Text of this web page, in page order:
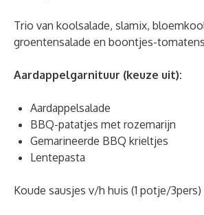
Trio van koolsalade, slamix,
groentensalade en boontjes-
Aardappelgarnituur (keuze uit):
Aardappelsalade
BBQ-patatjes met rozemarijn
Gemarineerde BBQ krieltjes
Lentepasta
Koude sausjes v/h huis (1 potje/3pers)